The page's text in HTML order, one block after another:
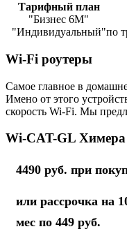
Тарифный план
"Бизнес 6М"
"Индивидуальный"по
Wi-Fi роутеры
Самое главное в
Имено от этого
скорость Wi-Fi. Мы
Wi-CAT-GL Химера
4490 руб. при
или рассрочка на
мес по 449 руб.